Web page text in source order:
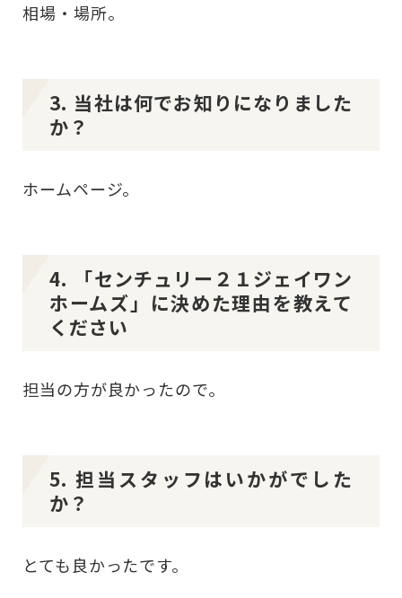
相場・場所。
3. 当社は何でお知りになりました
か？
ホームページ。
4. 「センチュリー２１ジェイワン
ホームズ」に決めた理由を教えて
ください
担当の方が良かったので。
5. 担当スタッフはいかがでした
か？
とても良かったです。